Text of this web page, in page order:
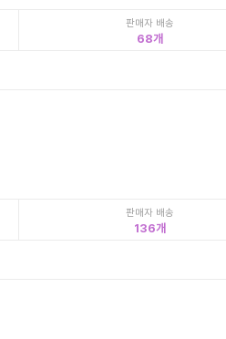
판매자 배송
68
판매자 배송
136